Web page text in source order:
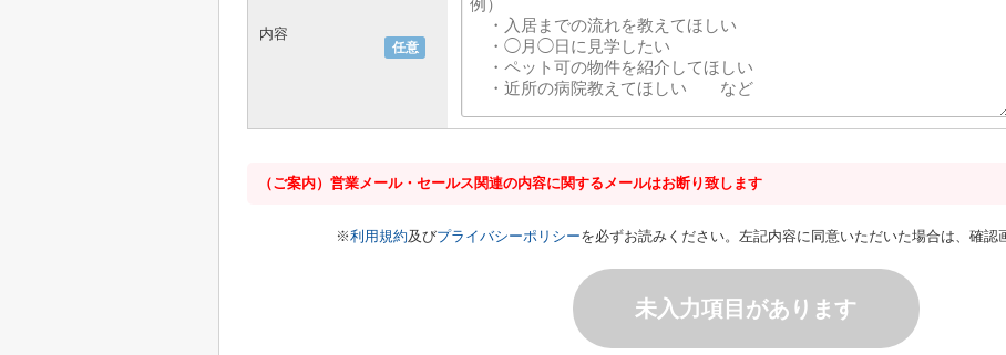
任意
内容
（ご案内）営業メール・セールス関連の内容に関するメールはお断り致します
※利用規約及びプライバシーポリシーを必ずお読みください。左記内容に同意いただいた場合は、確認
未入力項目があります